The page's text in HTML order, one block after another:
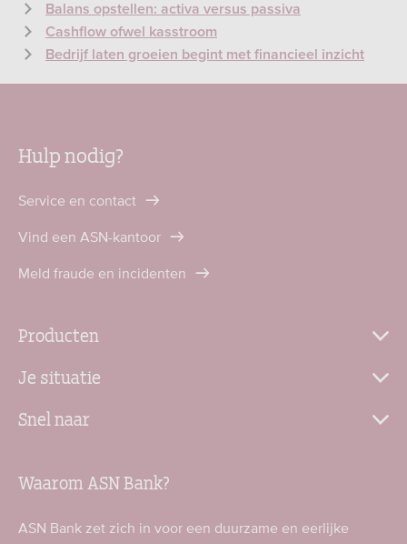
Balans opstellen: activa versus passiva
Cashflow ofwel kasstroom
Bedrijf laten groeien begint met financieel inzicht
Hulp nodig?
Service en contact
Vind een ASN-kantoor
Meld fraude en incidenten
Producten
Je situatie
Snel naar
Waarom ASN Bank?
ASN Bank zet zich in voor een duurzame en eerlijke